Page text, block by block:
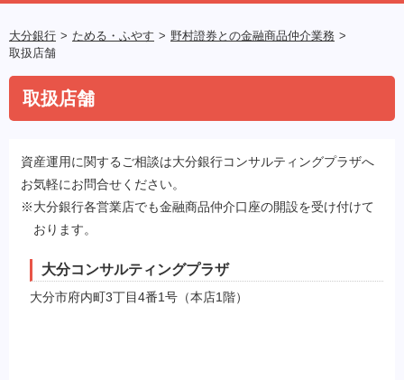
大分銀行 ためる・ふやす
野村證券との金融商品仲介業務
取扱店舗
取扱店舗
資産運用に関するご相談は大分銀行コンサルティングプラザへ
お気軽にお問合せください。
※大分銀行各営業店でも金融商品仲介口座の開設を受け付けて
おります。
大分コンサルティングプラザ
大分市府内町3丁目4番1号（本店1階）